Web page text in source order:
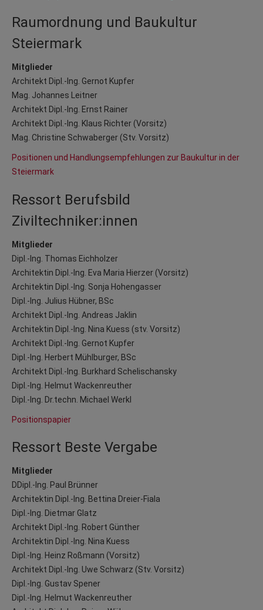
Raumordnung und Baukultur
Steiermark
Mitglieder
Architekt Dipl.-Ing. Gernot Kupfer
Mag. Johannes Leitner
Architekt Dipl.-Ing. Ernst Rainer
Architekt Dipl.-Ing. Klaus Richter (Vorsitz)
Mag. Christine Schwaberger (Stv. Vorsitz)
Positionen und Handlungsempfehlungen zur Baukultur in der
Steiermark
Ressort Berufsbild
Ziviltechniker:innen
Mitglieder
Dipl.-Ing. Thomas Eichholzer
Architektin Dipl.-Ing. Eva Maria Hierzer (Vorsitz)
Architektin Dipl.-Ing. Sonja Hohengasser
Dipl.-Ing. Julius Hübner, BSc
Architekt Dipl.-Ing. Andreas Jaklin
Architektin Dipl.-Ing. Nina Kuess (stv. Vorsitz)
Architekt Dipl.-Ing. Gernot Kupfer
Dipl.-Ing. Herbert Mühlburger, BSc
Architekt Dipl.-Ing. Burkhard Schelischansky
Dipl.-Ing. Helmut Wackenreuther
Dipl.-Ing. Dr.techn. Michael Werkl
Positionspapier
Ressort Beste Vergabe
Mitglieder
DDipl.-Ing. Paul Brünner
Architektin Dipl.-Ing. Bettina Dreier-Fiala
Dipl.-Ing. Dietmar Glatz
Architekt Dipl.-Ing. Robert Günther
Architektin Dipl.-Ing. Nina Kuess
Dipl.-Ing. Heinz Roßmann (Vorsitz)
Architekt Dipl.-Ing. Uwe Schwarz (Stv. Vorsitz)
Dipl.-Ing. Gustav Spener
Dipl.-Ing. Helmut Wackenreuther